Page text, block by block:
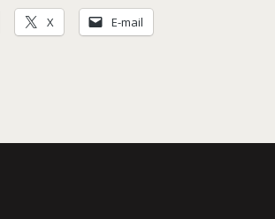
X E-mail